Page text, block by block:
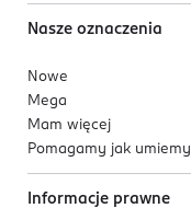
Nasze oznaczenia
Nowe
Mega
Mam więcej
Pomagamy jak umiemy
Informacje prawne